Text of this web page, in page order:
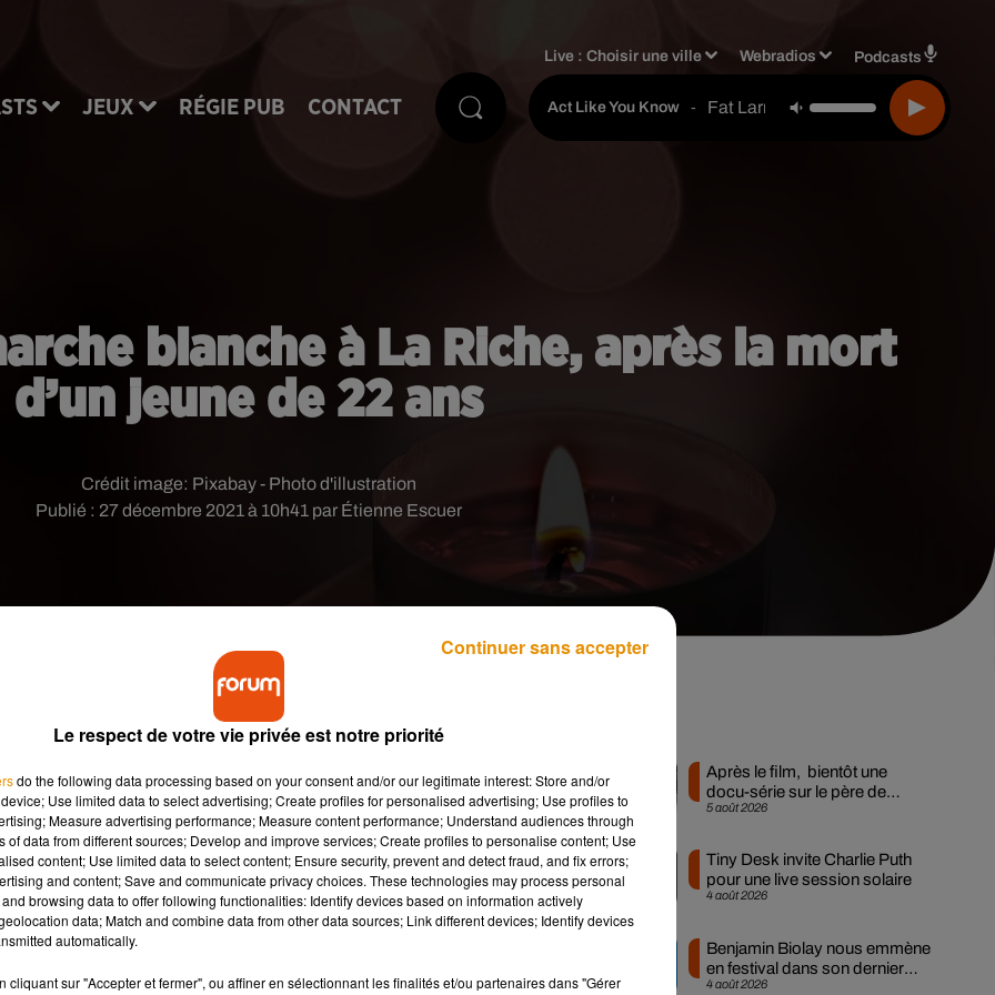
JEUX RÉGIE PUB CONTACT
Live :Choisir une ville Webradios Podcasts
Act Like You Know - Fat Larry's Band
blanche à La Riche, après la mort
d’un jeune de 22 ans
Publié : 27 décembre 2021 à 10h41 par Étienne Escuer
Crédit image: Pixabay - Photo d'illustration
à La Riche (Indre-et-Loire), après la mort
Riche,commune de l’agglomération tourangelle où un jeune
la nuit de vendredi à samedi, Zinedine G. a été blessé à
blessures quelques heures plus tard.
du drame.« C’est dans la douleur que je présente au nom des
famille respectée de toutes et de tous à La Riche », confie la
5 août 2026
Après le film, bientôt une
docu-série sur le père de
Michael Jackson
4 août 2026
Tiny Desk invite Charlie Puth
pour une live session solaire
4 août 2026
Benjamin Biolay nous emmène
en festival dans son dernier
clip
Le respect de votre vie privée est notre priorité
do the following data processing based on your consent and/or our legitimate interest: Store and/or
Use limited data to select advertising; Create profiles for personalised advertising; Use profiles to
Measure advertising performance; Measure content performance; Understand audiences through
of data from different sources; Develop and improve services; Create profiles to personalise content; Use
content; Use limited data to select content; Ensure security, prevent and detect fraud, and fix errors;
and content; Save and communicate privacy choices. These technologies may process personal
browsing data to offer following functionalities: Identify devices based on information actively
data; Match and combine data from other data sources; Link different devices; Identify devices
automatically.
cliquant sur "Accepter et fermer", ou affiner en sélectionnant les finalités et/ou partenaires dans "Gérer
Continuer sans accepter